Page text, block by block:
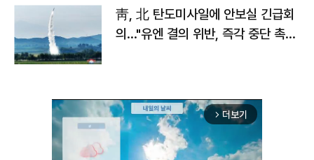
靑, 北 탄도미사일에 안보실 긴급회
의…"유엔 결의 위반, 즉각 중단 촉
arrow_forward_ios 더보기